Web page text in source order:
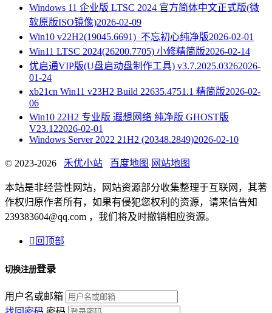
Windows 11 企业版 LTSC 2024 官方简体中文正式版(微
软原版ISO镜像)2026-02-09
Win10 v22H2(19045.6691)_不忘初心纯净版2026-02-01
Win11 LTSC 2024(26200.7705) 小修精简版2026-02-14
优启通VIP版(U盘启动盘制作工具) v3.7.2025.03262026-
01-24
xb21cn Win11 v23H2 Build 22635.4751.1 精简版2026-02-
06
Win10 22H2 专业版 遐想网络 纯净版 GHOST版
V23.122026-02-01
Windows Server 2022 21H2 (20348.2849)2026-02-10
© 2023-2026 禾优小站 百度地图 网站地图
本站是非经营性网站，网站资源部分收集整理于互联网，其著
作权归原作者所有，如果有侵犯您权利的资源，请来信告知
239383604@qq.com ，我们将及时撤销相应资源。
 回顶部
切换注册登录
用户名或邮箱